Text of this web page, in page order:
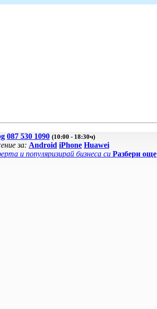
087 530 1090 (10:00 - 18:30ч)
за: Android iPhone Huawei
и популяризирай бизнеса си Разбери още